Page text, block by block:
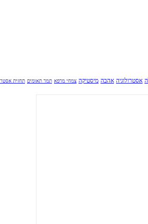
אסטרולוגיה אהבה מיסטיקה צמחי מרפא תמר תאומים תחזית